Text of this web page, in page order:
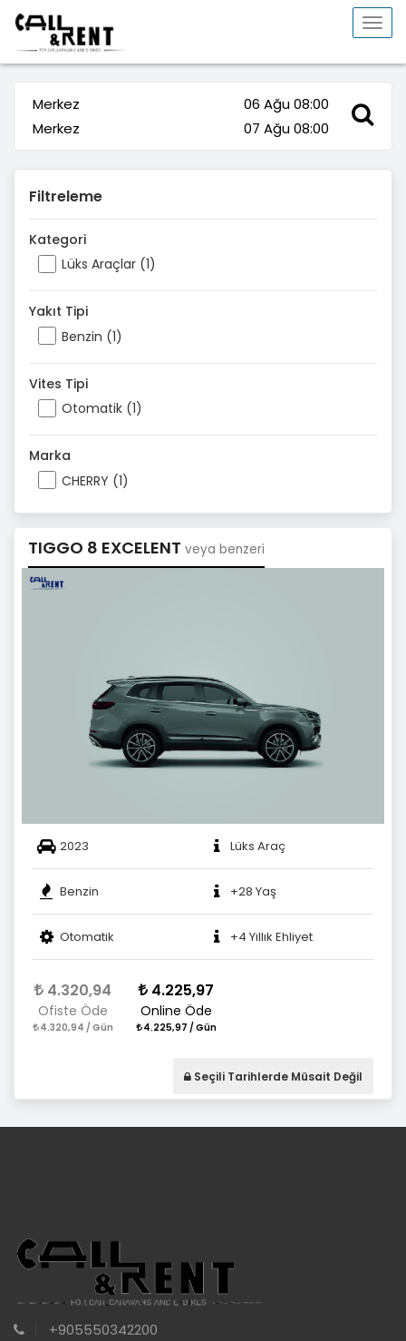
Merkez
06 Ağu 08:00
Merkez
07 Ağu 08:00
Filtreleme
Kategori
Lüks Araçlar (1)
Yakıt Tipi
Benzin (1)
Vites Tipi
Otomatik (1)
Marka
CHERRY (1)
TIGGO 8 EXCELENT veya benzeri
2023 Lüks Araç
Benzin +28 Yaş
Otomatik +4 Yıllık Ehliyet
4.320,94
Ofiste Öde
4.320,94 / Gün
4.225,97
Online Öde
4.225,97 / Gün
Seçili Tarihlerde Müsait Değil
+905550342200